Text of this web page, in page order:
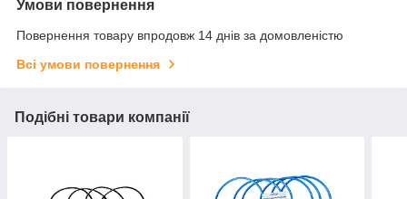
Умови повернення
Повернення товару впродовж 14 днів за домовленістю
Всі умови повернення
Подібні товари компанії